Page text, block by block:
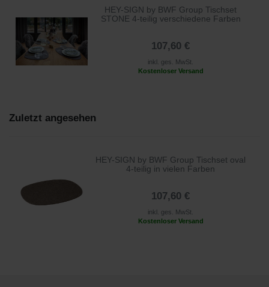
HEY-SIGN by BWF Group Tischset
STONE 4-teilig verschiedene Farben
107,60 €
inkl. ges. MwSt.
Kostenloser Versand
Zuletzt angesehen
HEY-SIGN by BWF Group Tischset oval
4-teilig in vielen Farben
107,60 €
inkl. ges. MwSt.
Kostenloser Versand